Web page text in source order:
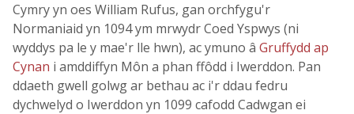
Cymry yn oes William Rufus, gan orchfygu'r
Normaniaid yn 1094 ym mrwydr Coed Yspwys (ni
wyddys pa le y mae'r lle hwn), ac ymuno â Gruffydd ap
Cynan i amddiffyn Môn a phan ffôdd i Iwerddon. Pan
ddaeth gwell golwg ar bethau ac i'r ddau fedru
dychwelyd o Iwerddon yn 1099 cafodd Cadwgan ei